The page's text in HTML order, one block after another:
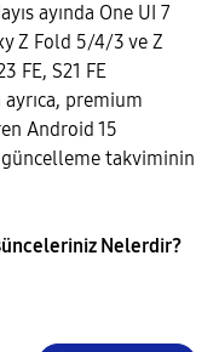
ayında One UI 7
Z Fold 5/4/3 ve Z
FE, S21 FE
premium
Android 15
güncelleme takviminin
Nelerdir?